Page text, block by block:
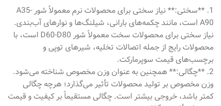
1. **سختی:** نیاز سختی برای محصولات نرم معمولاً شور A35-
A90 است، مانند چکمه‌های بارانی، شیلنگ‌ها و نوارهای آب‌بندی.
نیاز سختی برای محصولات سخت معمولاً شور D60-D80 است، با
محصولات رایج از جمله اتصالات تخلیه، شیرهای توپی و
برچسب‌های قیمت سوپرمارکت.
2. **چگالی:** همچنین به عنوان وزن مخصوص شناخته می‌شود.
وزن مخصوص بر تولید محصولات تأثیر می‌گذارد؛ هرچه چگالی
کمتر باشد، خروجی بیشتر است. چگالی مستقیماً بر کیفیت و قیمت